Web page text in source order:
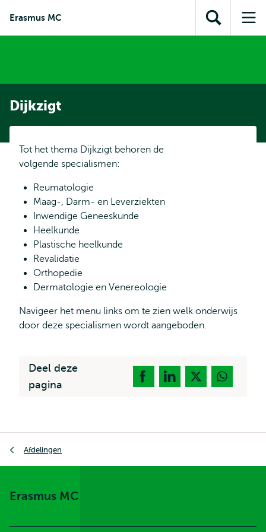
inhoud
Direct naar
subnavigatie
Erasmus MC
Toon
zoekveld
Dijkzigt
Tot het thema Dijkzigt behoren de
volgende specialismen:
Reumatologie
Maag-, Darm- en Leverziekten
Inwendige Geneeskunde
Heelkunde
Plastische heelkunde
Revalidatie
Orthopedie
Dermatologie en Venereologie
Navigeer het menu links om te zien welk onderwijs
door deze specialismen wordt aangeboden.
Deel deze
pagina
Afdelingen
Erasmus MC